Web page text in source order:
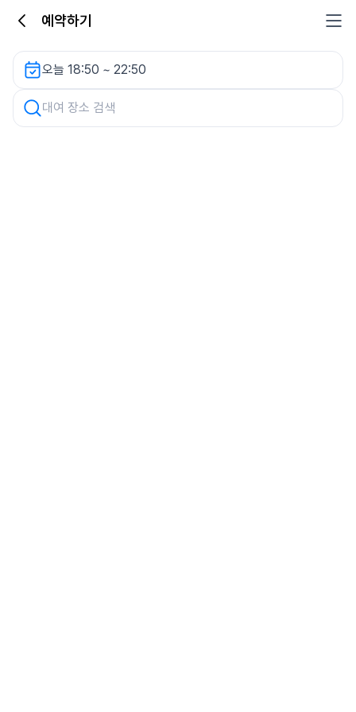
예약하기
오늘 18:50 ~ 22:50
고척1동마을 공영주차장 렌터카